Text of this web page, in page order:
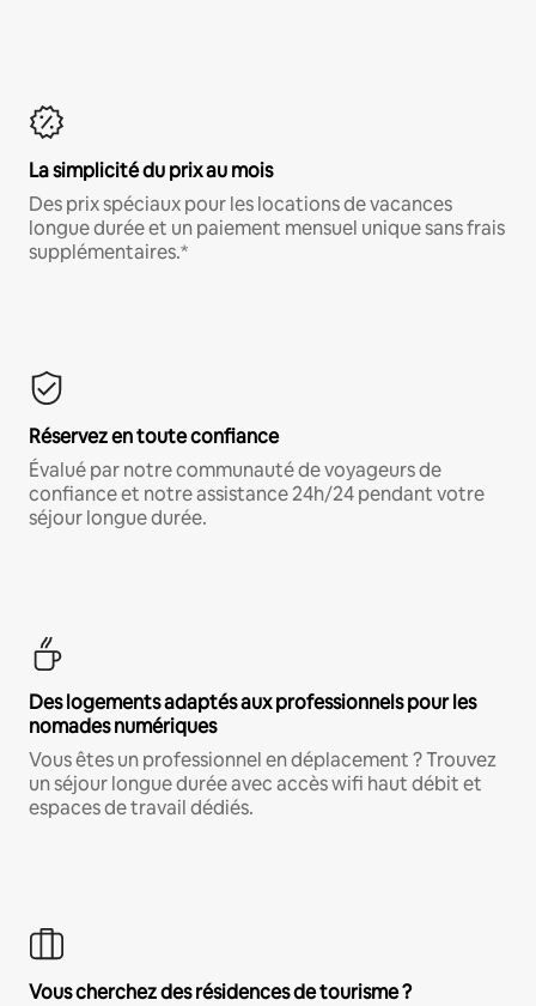
La simplicité du prix au mois
Des prix spéciaux pour les locations de vacances
longue durée et un paiement mensuel unique sans frais
supplémentaires.*
Réservez en toute confiance
Évalué par notre communauté de voyageurs de
confiance et notre assistance 24h/24 pendant votre
séjour longue durée.
Des logements adaptés aux professionnels pour les
nomades numériques
Vous êtes un professionnel en déplacement ? Trouvez
un séjour longue durée avec accès wifi haut débit et
espaces de travail dédiés.
Vous cherchez des résidences de tourisme ?